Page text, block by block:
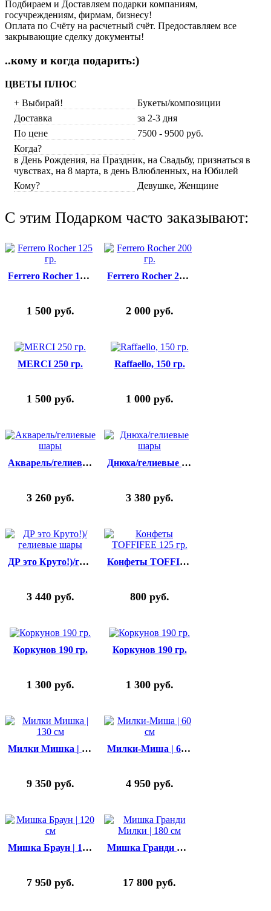
Подбираем и Доставляем подарки компаниям,
госучреждениям, фирмам, бизнесу!
Оплата по Счёту на расчетный счёт. Предоставляем все
закрывающие сделку документы!
..кому и когда подарить:)
ЦВЕТЫ ПЛЮС
+ Выбирай!
Букеты/композиции
Доставка
за 2-3 дня
По цене
7500 - 9500 руб.
Когда?
в День Рождения, на Праздник, на Свадьбу, признаться в
чувствах, на 8 марта, в день Влюбленных, на Юбилей
Кому?
Девушке, Женщине
C этим Подарком часто заказывают:
Ferrero Rocher 125 гр.
1 500 руб.
Ferrero Rocher 200 гр.
2 000 руб.
MERCI 250 гр.
1 500 руб.
Raffaello, 150 гр.
1 000 руб.
Акварель/гелиевые шары
3 260 руб.
Днюха/гелиевые шары
3 380 руб.
ДР это Круто!)/гелиевые шары
3 440 руб.
Конфеты TOFFIFEE 125 гр.
800 руб.
Коркунов 190 гр.
1 300 руб.
Коркунов 190 гр.
1 300 руб.
Милки Мишка | 130 см
9 350 руб.
Милки-Миша | 60 см
4 950 руб.
Мишка Браун | 120 см
7 950 руб.
Мишка Гранди Милки | 180 cм
17 800 руб.